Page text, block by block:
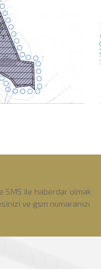
SMS ile haberdar olmak
ve gsm numaranızı